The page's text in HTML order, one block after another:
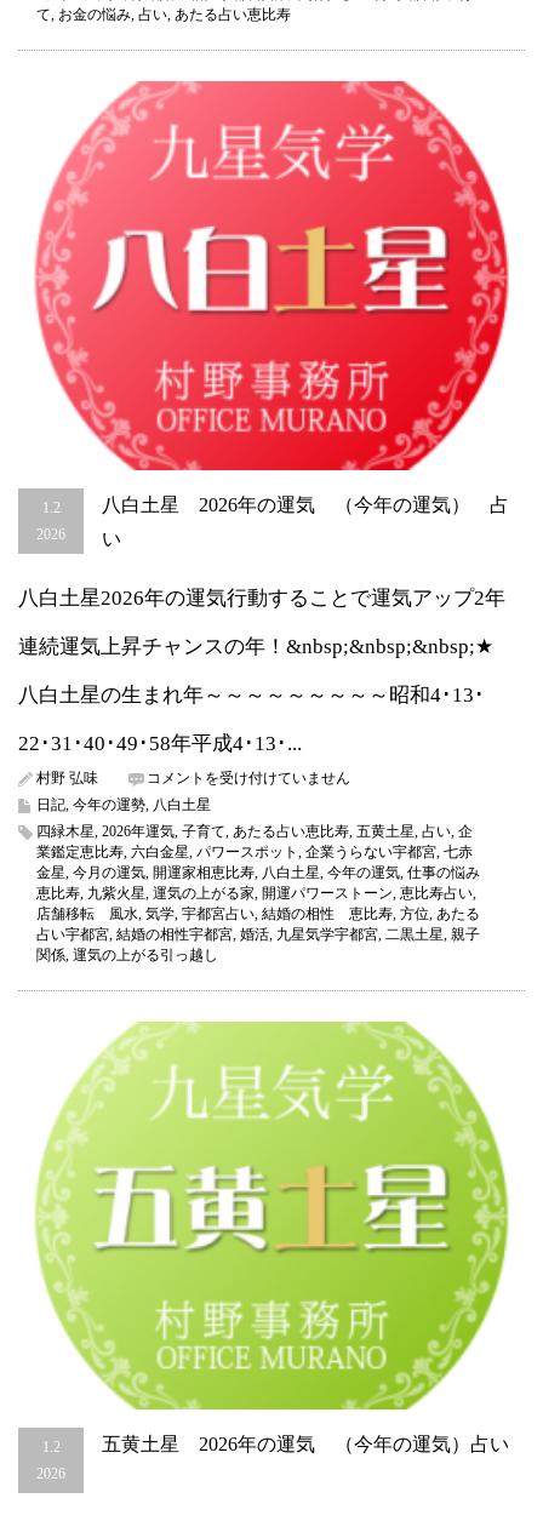
の
（今
月
の
運
気）
は
て, お金の悩み, 占い, あたる占い恵比寿
1.2
2026
八白土星 2026年の運気 （今年の運気） 占
い
八白土星2026年の運気行動することで運気アップ2年
連続運気上昇チャンスの年！&nbsp;&nbsp;&nbsp;★
八白土星の生まれ年～～～～～～～～～昭和4･13･
22･31･40･49･58年平成4･13･...
村野 弘味
八
白
土
星
2026
年
の
運
気
（今
運
気）
占
い
コメントを受け付けていません
日記 今年の運勢 八白土星
四緑木星 2026年運気 子育て あたる占い恵比寿 五黄土星 占い 企
業鑑定恵比寿 六白金星 パワースポット 企業うらない宇都宮 七赤
金星 今月の運気 開運家相恵比寿 八白土星 今年の運気 仕事の悩み
恵比寿 九紫火星 運気の上がる家 開運パワーストーン 恵比寿占い
店舗移転 風水 気学 宇都宮占い 結婚の相性 恵比寿 方位 あたる
占い宇都宮 結婚の相性宇都宮 婚活 九星気学宇都宮 二黒土星 親子
関係 運気の上がる引っ越し
1.2
2026
五黄土星 2026年の運気 （今年の運気）占い